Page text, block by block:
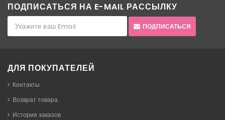
ПОДПИСАТЬСЯ НА E-MAIL РАССЫЛКУ
ПОДПИСАТЬСЯ
ДЛЯ ПОКУПАТЕЛЕЙ
Контакты
Возврат товара
История заказов